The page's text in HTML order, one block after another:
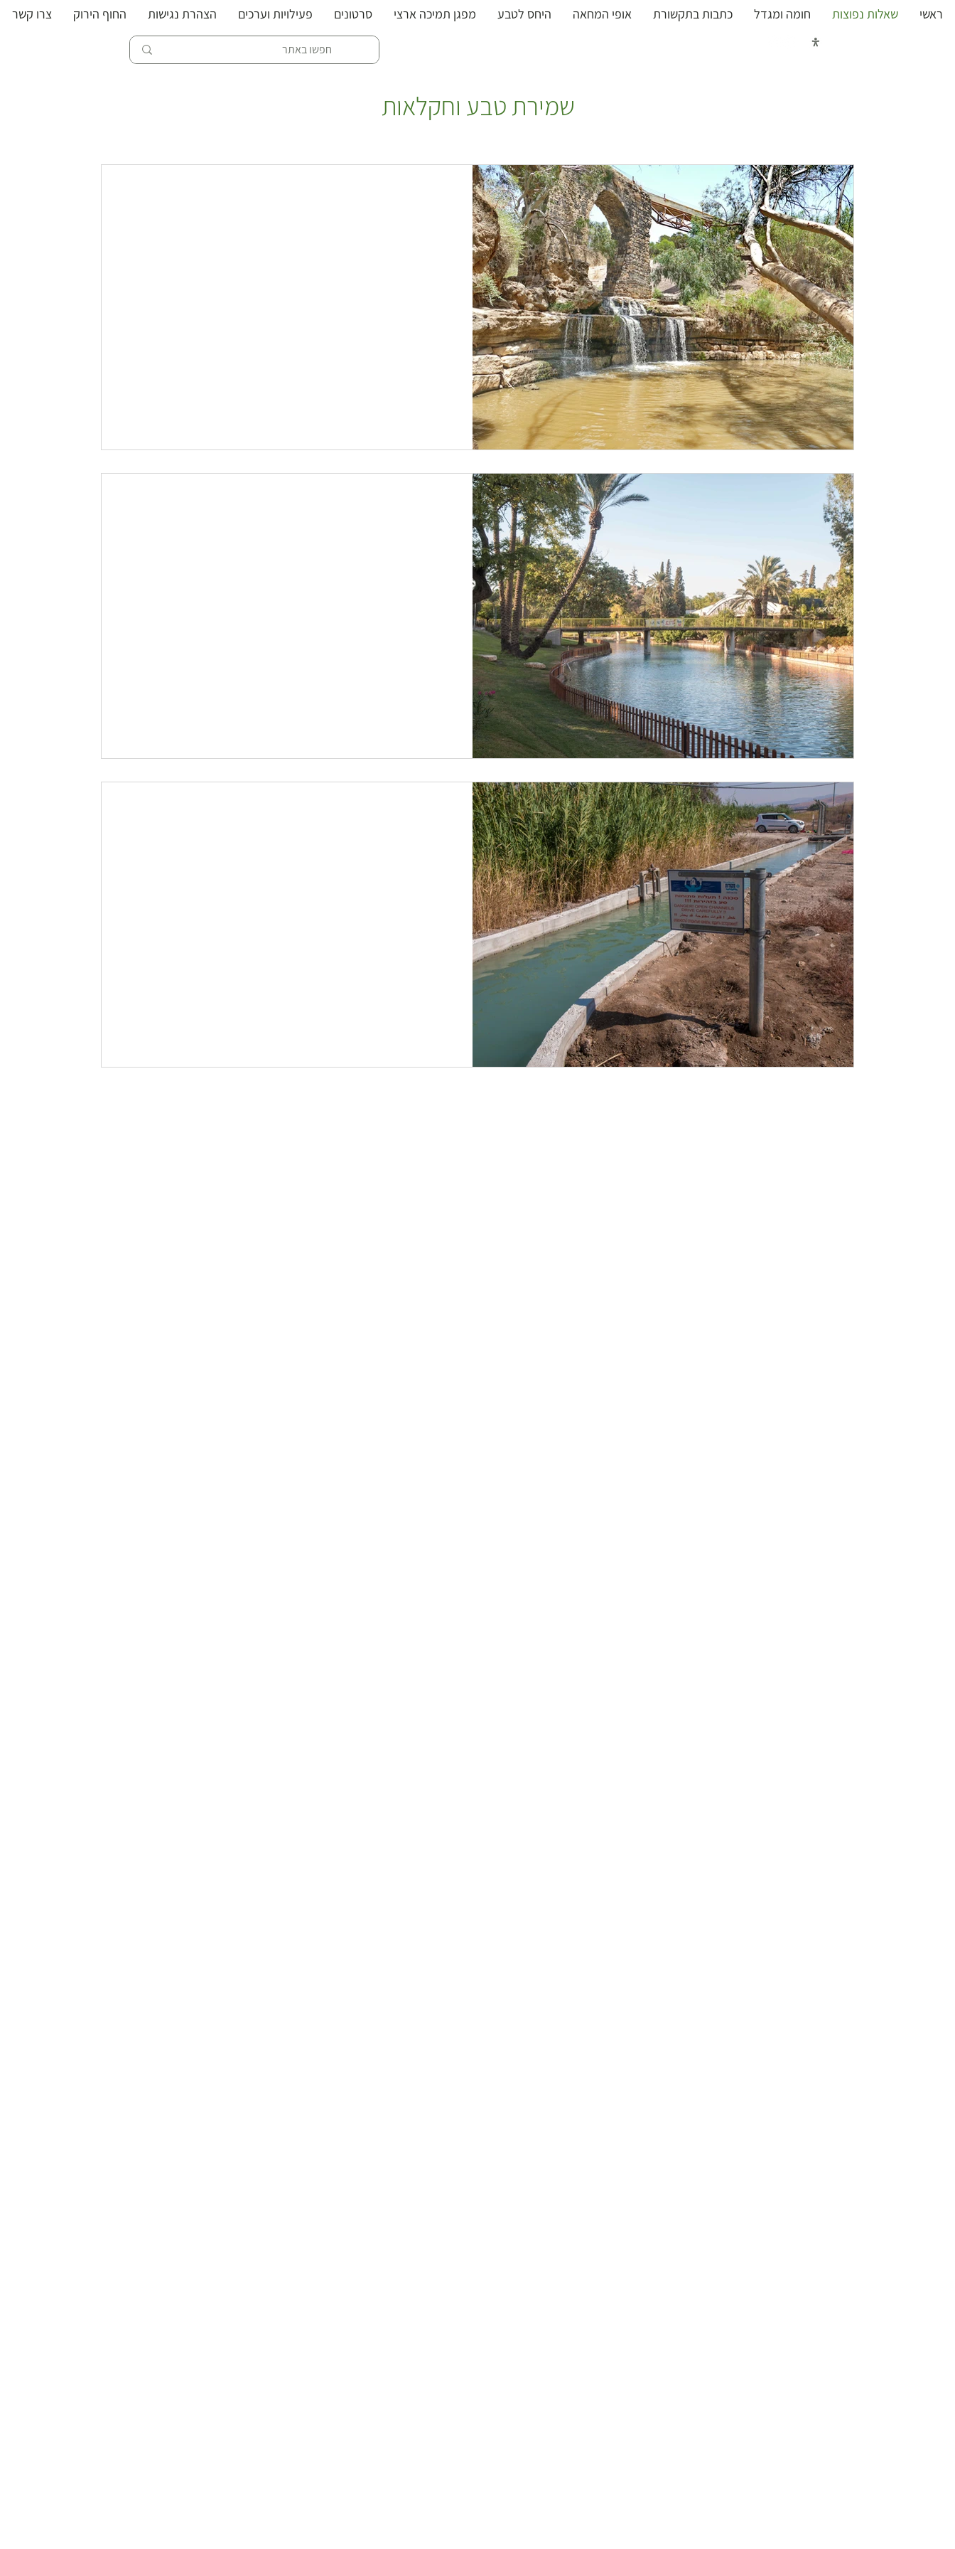
ראשי שאלות נפוצות חומה ומגדל כתבות בתקשורת אופי המחאה היחס לטבע מפגן תמיכה ארצי סרטונים פעילויות וערכים הצהרת נגישות החוף הירוק
צרו קשר
שמירת טבע וחקלאות
מי באמת אחראי על זיהום נחל חרוד?
נחל חרוד זוהם לאורך השנים בעקבות הזרמת שפכים תעשייתים ממספר
מפעלים, וכן הזרמת ביוב גולמי ישירות לנחל ע״י כמה ישובים באזור. מי
בריכות דגים...
זמן קריאה 3 דקות
נחל האסי במקטע המלאכותי העובר
בקיבוץ ניר דוד אינו שמורת טבע, ולרשות
הטבע והגנים אין בו כל סמכות
נחל האסי אינו שמורת טבע ולרשות הטבע והגנים אין בו כל סמכות.
הקיבוץ שינה את נופו הטבעי של הנחל כחלק מייבוש הביצות והמלחמה
במלריה. מנכ״ל...
למה משמשים מי נחל האסי בצאתם
מקיבוץ ניר דוד?
מי האסי לא משמשים את בריכות הדגים של קיבוץ ניר דוד. הם משמשים
להשקיית תמרים במשקי עמק בית שאן ולגידולי דגים של קיבוצים אחרים
המשלמים...
זמן קריאה 1 דקות